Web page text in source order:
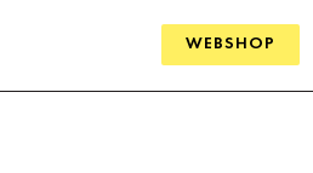
WEBSHOP